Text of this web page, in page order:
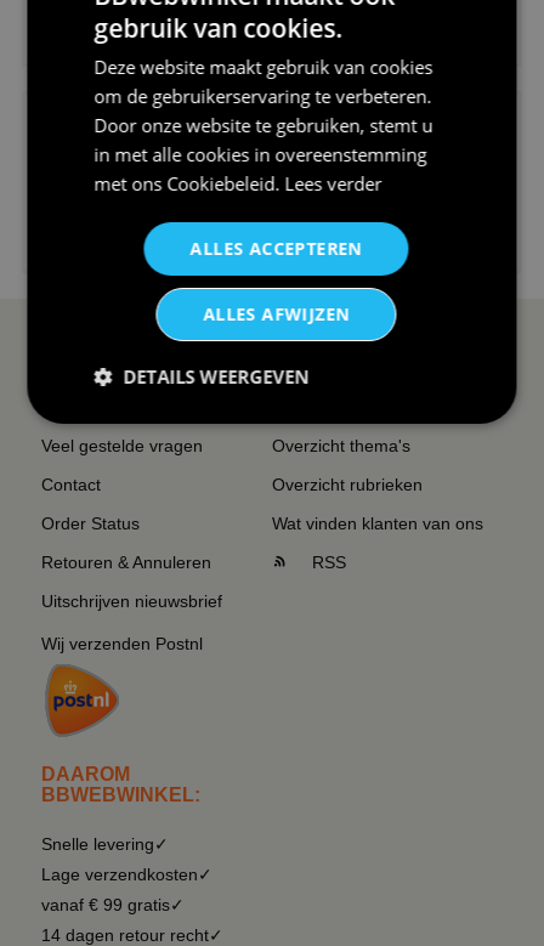
€24,95
€24,95
I love korfbal t-shirt sport s...
Veel gestelde vragen
Contact
Order Status
Retouren & Annuleren
Uitschrijven nieuwsbrief
Wij verzenden Postnl
DAAROM
BBWEBWINKEL:
Snelle levering✓
Lage verzendkosten✓
vanaf € 99 gratis✓
14 dagen retour recht✓
Overzicht thema's
Overzicht rubrieken
Wat vinden klanten van ons
RSS
gebruik van cookies.
Deze website maakt gebruik van cookies
om de gebruikerservaring te verbeteren.
Door onze website te gebruiken, stemt u
in met alle cookies in overeenstemming
met ons Cookiebeleid. Lees verder
ALLES ACCEPTEREN
ALLES AFWIJZEN
DETAILS WEERGEVEN